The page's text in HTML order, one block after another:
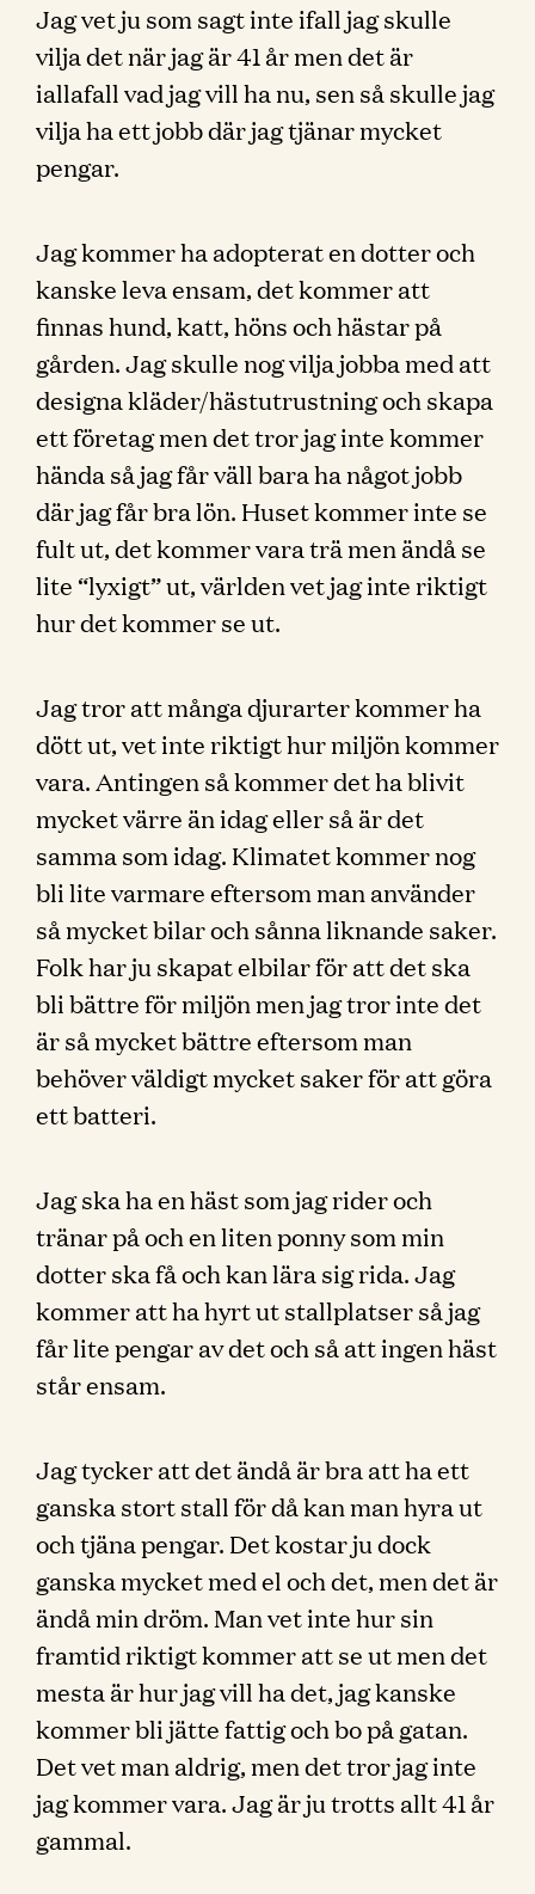
Jag vet ju som sagt inte ifall jag skulle
vilja det när jag är 41 år men det är
iallafall vad jag vill ha nu, sen så skulle jag
vilja ha ett jobb där jag tjänar mycket
pengar.
Jag kommer ha adopterat en dotter och
kanske leva ensam, det kommer att
finnas hund, katt, höns och hästar på
gården. Jag skulle nog vilja jobba med att
designa kläder/hästutrustning och skapa
ett företag men det tror jag inte kommer
hända så jag får väll bara ha något jobb
där jag får bra lön. Huset kommer inte se
fult ut, det kommer vara trä men ändå se
lite “lyxigt” ut, världen vet jag inte riktigt
hur det kommer se ut.
Jag tror att många djurarter kommer ha
dött ut, vet inte riktigt hur miljön kommer
vara. Antingen så kommer det ha blivit
mycket värre än idag eller så är det
samma som idag. Klimatet kommer nog
bli lite varmare eftersom man använder
så mycket bilar och sånna liknande saker.
Folk har ju skapat elbilar för att det ska
bli bättre för miljön men jag tror inte det
är så mycket bättre eftersom man
behöver väldigt mycket saker för att göra
ett batteri.
Jag ska ha en häst som jag rider och
tränar på och en liten ponny som min
dotter ska få och kan lära sig rida. Jag
kommer att ha hyrt ut stallplatser så jag
får lite pengar av det och så att ingen häst
står ensam.
Jag tycker att det ändå är bra att ha ett
ganska stort stall för då kan man hyra ut
och tjäna pengar. Det kostar ju dock
ganska mycket med el och det, men det är
ändå min dröm. Man vet inte hur sin
framtid riktigt kommer att se ut men det
mesta är hur jag vill ha det, jag kanske
kommer bli jätte fattig och bo på gatan.
Det vet man aldrig, men det tror jag inte
jag kommer vara. Jag är ju trotts allt 41 år
gammal.